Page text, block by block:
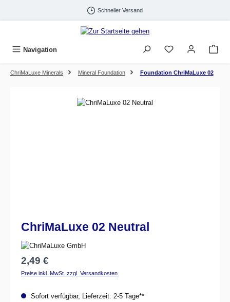
Schneller Versand
Navigation
ChriMaLuxe Minerals Mineral Foundation Foundation ChriMaLuxe 02
Bildergalerie überspringen
ChriMaLuxe 02 Neutral
Regulärer Preis:
2,49 €
Preise inkl. MwSt. zzgl. Versandkosten
Sofort verfügbar, Lieferzeit: 2-5 Tage**